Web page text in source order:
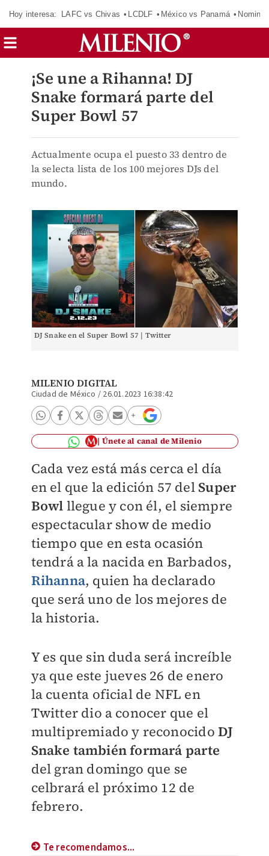
Hoy interesa: LAFC vs Chivas LCDLF México vs Panamá
¡Se une a Rihanna! DJ
Snake formará parte del
Super Bowl 57
Actualmente ocupa el puesto 33 dentro de
la selecta lista de los 100 mejores DJs del
mundo.
DJ Snake en el Super Bowl 57 | Twitter
MILENIO DIGITAL
Ciudad de México / 26.01.2023 16:38:42
Únete al canal de Milenio
Cada vez está más cerca el día
en el que la edición 57 del Super
Bowl llegue y con él, el siempre
espectacular show de medio
tiempo que en esta ocasión
tendrá a la nacida en Barbados,
Rihanna, quien ha declarado
que será uno de los mejores de
la historia.
Y es que sin duda será increíble
ya que este jueves 26 de enero
la cuenta oficial de NFL en
Twitter dio a conocer que el
multipremiado y reconocido DJ
Snake también formará parte
del gran domingo que se
celbrará el próximo 12 de
febrero.
Te recomendamos...